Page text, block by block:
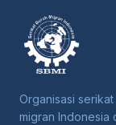
Organisasi
migran Indonesia